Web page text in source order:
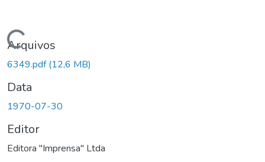
Carregando...
Arquivos
6349.pdf(12,6 MB)
Data
1970-07-30
Editor
Editora "Imprensa" Ltda